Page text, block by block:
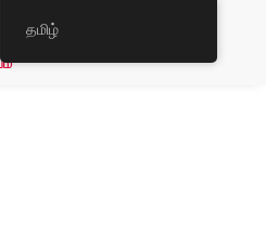
தமிழ்